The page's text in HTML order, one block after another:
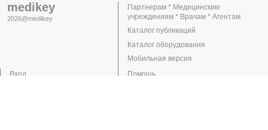
medikey
2026@medikey
Вход
Партнерам * Медицинским
учреждениям * Врачам * Агентам
Каталог публикаций
Каталог оборудования
Мобильная версия
Помощь